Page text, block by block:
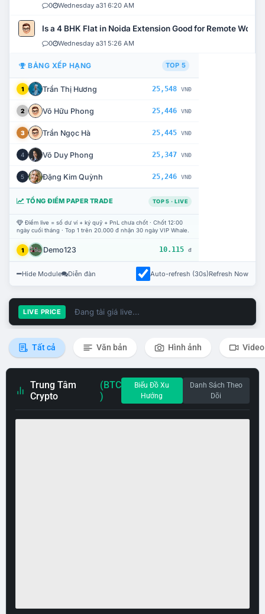
0 Wednesday a31 6:20 AM
Is a 4 BHK Flat in Noida Extension Good for Remote Work?
0 Wednesday a31 5:26 AM
BẢNG XẾP HẠNG TOP 5
1 Trần Thị Hương 25,548 VNĐ
2 Võ Hữu Phong 25,446 VNĐ
3 Trần Ngọc Hà 25,445 VNĐ
4 Võ Duy Phong 25,347 VNĐ
5 Đặng Kim Quỳnh 25,246 VNĐ
TỔNG ĐIỂM PAPER TRADE TOP 5 · LIVE
Điểm live = số dư ví + ký quỹ + PnL chưa chốt · Chốt 12:00
ngày cuối tháng · Top 1 trên 20.000 đ nhận 30 ngày VIP Whale.
1 Demo123 10.115 đ
Hide Module Diễn đàn Auto-refresh (30s)Refresh Now
LIVE PRICE Đang tải giá live...
Tất cả Văn bản Hình ảnh Video
Trung Tâm
Crypto
(BTC
)
Biểu Đồ Xu
Hướng
Danh Sách Theo
Dõi